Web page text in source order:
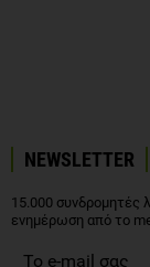
NEWSLETTER
15.000 συνδρομητές
ενημέρωση από το